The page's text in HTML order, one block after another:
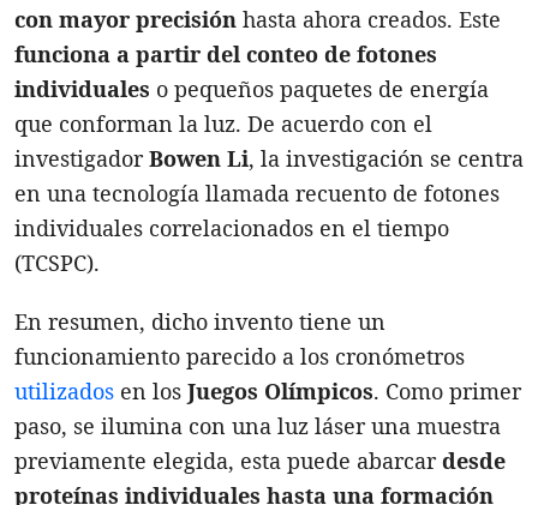
con mayor precisión hasta ahora creados. Este
funciona a partir del conteo de fotones
individuales o pequeños paquetes de energía
que conforman la luz. De acuerdo con el
investigadorBowen Li, la investigación se centra
en una tecnología llamada recuento de fotones
individuales correlacionados en el tiempo
(TCSPC).
En resumen, dicho invento tiene un
funcionamiento parecido a los cronómetros
utilizados en los Juegos Olímpicos. Como primer
paso, se ilumina con una luz láser una muestra
previamente elegida, esta puede abarcardesde
proteínas individuales hasta una formación